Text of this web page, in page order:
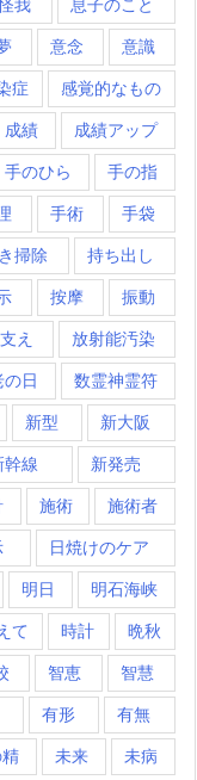
意念 意識
症 感覚的なもの
成績 成績アップ
手のひら 手の指
手術 手袋
掃除 持ち出し
按摩 振動
支え 放射能汚染
日 数霊神霊符
新型 新大阪
幹線 新発売
施術 施術者
日焼けのケア
明日 明石海峡
て 時計 晩秋
智恵 智慧
有形 有無
未来 未病